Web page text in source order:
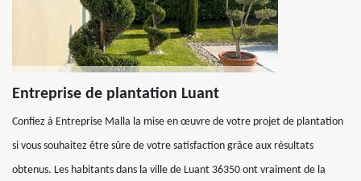
Entreprise de plantation Luant
Confiez à Entreprise Malla la mise en œuvre de votre projet de plantation
si vous souhaitez être sûre de votre satisfaction grâce aux résultats
obtenus. Les habitants dans la ville de Luant 36350 ont vraiment de la